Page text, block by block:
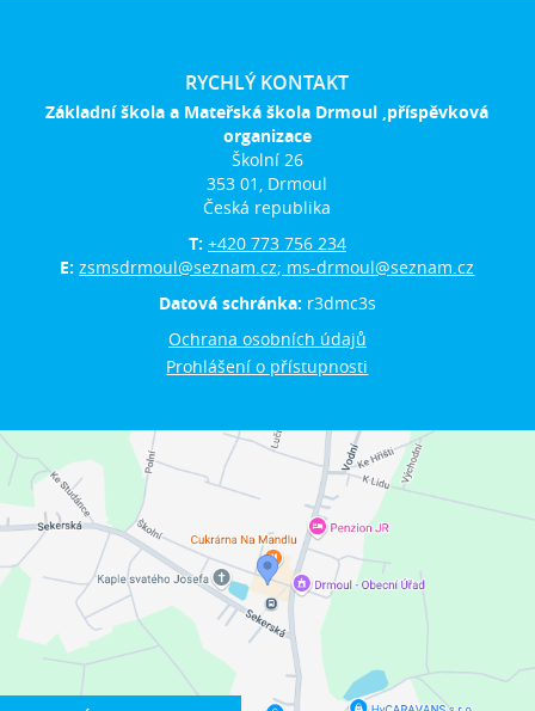
RYCHLÝ KONTAKT
Základní škola a Mateřská škola Drmoul ,příspěvková
organizace
Školní 26
353 01, Drmoul
Česká republika
T: +420 773 756 234
E:zsmsdrmoul@seznam.cz; ms-drmoul@seznam.cz
Datová schránka: r3dmc3s
Ochrana osobních údajů
Prohlášení o přístupnosti